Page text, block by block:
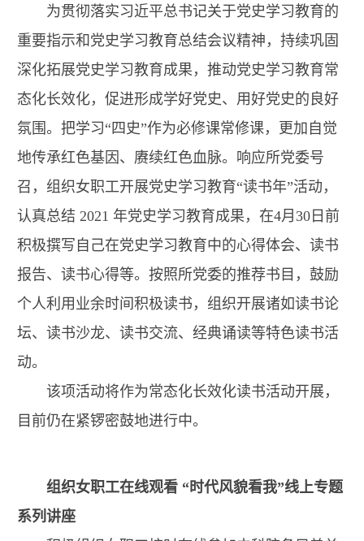
为贯彻落实习近平总书记关于党史学习教育的
重要指示和党史学习教育总结会议精神，持续巩固
深化拓展党史学习教育成果，推动党史学习教育常
态化长效化，促进形成学好党史、用好党史的良好
氛围。把学习“四史”作为必修课常修课，更加自觉
地传承红色基因、赓续红色血脉。响应所党委号
召，组织女职工开展党史学习教育“读书年”活动，
认真总结 2021 年党史学习教育成果，在4月30日前
积极撰写自己在党史学习教育中的心得体会、读书
报告、读书心得等。按照所党委的推荐书目，鼓励
个人利用业余时间积极读书，组织开展诸如读书论
坛、读书沙龙、读书交流、经典诵读等特色读书活
动。
该项活动将作为常态化长效化读书活动开展，
目前仍在紧锣密鼓地进行中。
组织女职工在线观看 “时代风貌看我”线上专题
系列讲座